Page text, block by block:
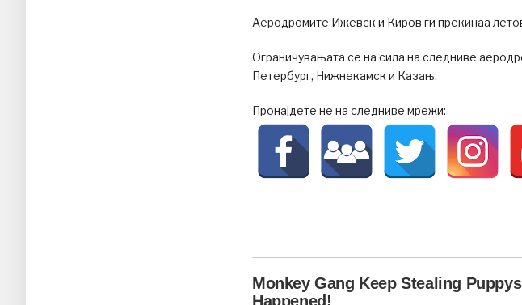
Аеродромите Ижевск и Киров ги прекинаа
Ограничувањата се на сила на следниве
Петербург, Нижнекамск и Казањ.
Пронајдете не на следниве мрежи: